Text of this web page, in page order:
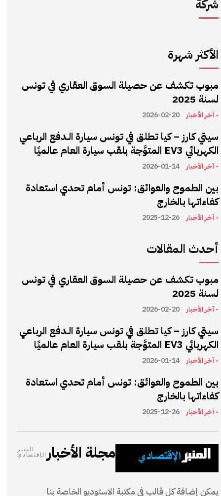
شركة
الأكثر شهرة
مبوب تكشف عن حصيلة السوق العقاري في تونس
لسنة 2025
- آخر الأخبار 2026-02-20
سيتي كارز – كيا تطلق في تونس سيارة الـدفع الرباعي
الكهربائي EV3 المتوَّجة بلقب سيارة العام عالميًا
- آخر الأخبار 2026-01-14
بين الطموح والعوائق: تونس أمام تحدي استعادة
كفاءاتها بالخارج
- آخر الأخبار 2025-12-26
أحدث المقالات
مبوب تكشف عن حصيلة السوق العقاري في تونس
لسنة 2025
- آخر الأخبار 2026-02-20
سيتي كارز – كيا تطلق في تونس سيارة الـدفع الرباعي
الكهربائي EV3 المتوَّجة بلقب سيارة العام عالميًا
- آخر الأخبار 2026-01-14
بين الطموح والعوائق: تونس أمام تحدي استعادة
كفاءاتها بالخارج
- آخر الأخبار 2025-12-26
مجلة الأخبار
المنبر
الإقتصادي
يمكن إضافة كل قالب في مكتبة الاستوديو الخاصة بنا